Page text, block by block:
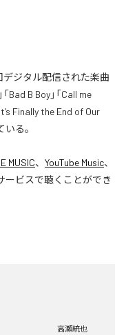
デジタル配信された楽曲
Bad B Boy」「Call me
Finally the End of Our
る。
MUSIC、 YouTube Music、
ービスで聴くことができ
高瀬統也